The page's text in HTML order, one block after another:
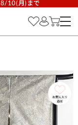
8/10(月)まで